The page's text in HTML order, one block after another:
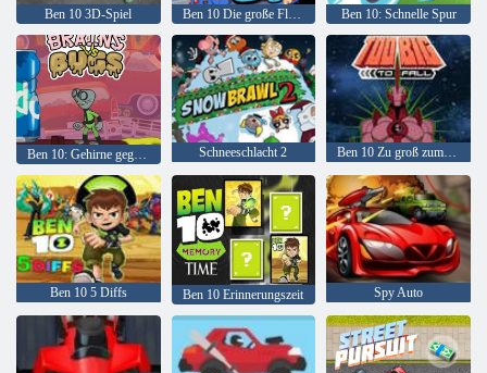
Ben 10 3D-Spiel Ben 10 Die große Flucht Ben 10: Schnelle Spur
Schneeschlacht 2 Ben 10 Zu groß zum Fallen
Ben 10 5 Diffs Ben 10 Erinnerungszeit Spy Auto